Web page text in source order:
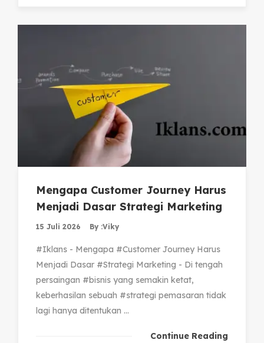
Mengapa Customer Journey Harus
Menjadi Dasar Strategi Marketing
15 Juli 2026 By :Viky
#Iklans - Mengapa #Customer Journey Harus
Menjadi Dasar #Strategi Marketing - Di tengah
persaingan #bisnis yang semakin ketat,
keberhasilan sebuah #strategi pemasaran tidak
lagi hanya ditentukan ...
Continue Reading